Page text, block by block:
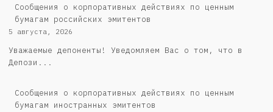
Cообщения о корпоративных действиях по ценным
бумагам российских эмитентов
5 августа, 2026
Уважаемые депоненты! Уведомляем Вас о том, что в
Депози...
Сообщения о корпоративных действиях по ценным
бумагам иностранных эмитентов